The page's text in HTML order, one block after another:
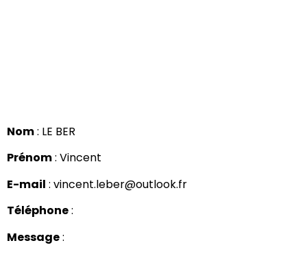
Nom: LE BER
Prénom: Vincent
E-mail : vincent.leber@outlook.fr
Téléphone:
Message: